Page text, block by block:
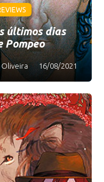
últimos dias
Pompeo
Oliveira 16/08/2021